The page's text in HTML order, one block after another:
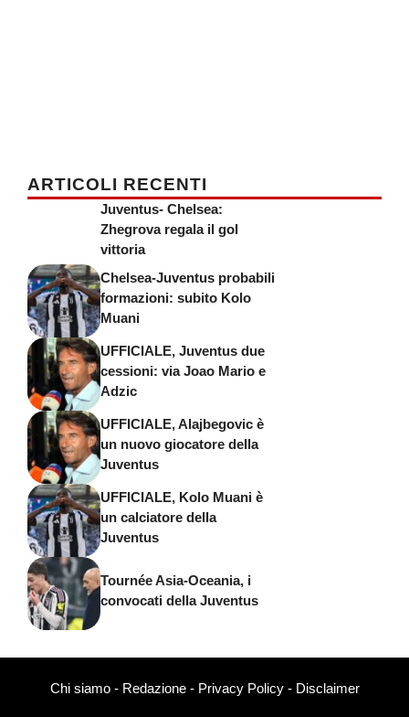
ARTICOLI RECENTI
Juventus- Chelsea:
Zhegrova regala il gol
vittoria
Chelsea-Juventus probabili
formazioni: subito Kolo
Muani
UFFICIALE, Juventus due
cessioni: via Joao Mario e
Adzic
UFFICIALE, Alajbegovic è
un nuovo giocatore della
Juventus
UFFICIALE, Kolo Muani è
un calciatore della
Juventus
Tournée Asia-Oceania, i
convocati della Juventus
Chi siamo- Redazione- Privacy Policy- Disclaimer